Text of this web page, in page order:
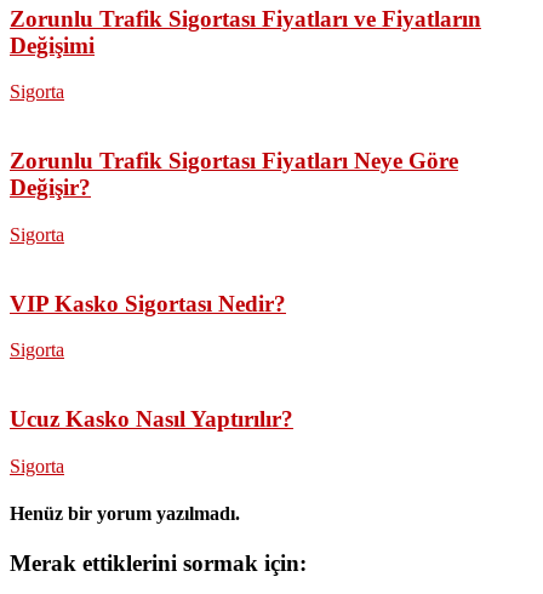
Zorunlu Trafik Sigortası Fiyatları ve Fiyatların
Değişimi
Sigorta
Zorunlu Trafik Sigortası Fiyatları Neye Göre
Değişir?
Sigorta
VIP Kasko Sigortası Nedir?
Sigorta
Ucuz Kasko Nasıl Yaptırılır?
Sigorta
Henüz bir yorum yazılmadı.
Merak ettiklerini sormak için: